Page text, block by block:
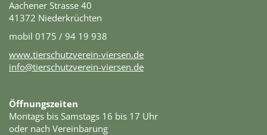
Aachener Strasse 40
41372 Niederkrüchten
mobil 0175 / 94 19 938
www.tierschutzverein-viersen.de
info@tierschutzverein-viersen.de
Öffnungszeiten
Montags bis Samstags 16 bis 17 Uhr
oder nach Vereinbarung